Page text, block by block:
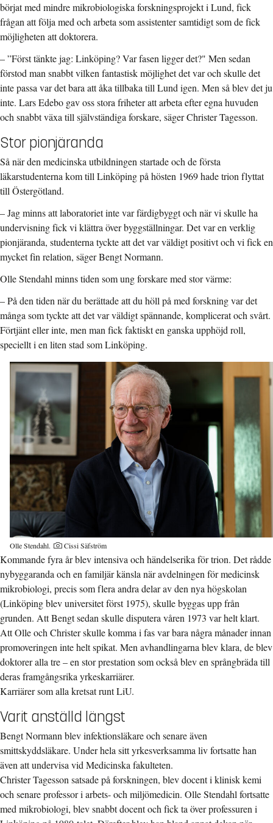
börjat med mindre mikrobiologiska forskningsprojekt i Lund, fick
frågan att följa med och arbeta som assistenter samtidigt som de fick
möjligheten att doktorera.
– ”Först tänkte jag: Linköping? Var fasen ligger det?" Men sedan
förstod man snabbt vilken fantastisk möjlighet det var och skulle det
inte passa var det bara att åka tillbaka till Lund igen. Men så blev det ju
inte. Lars Edebo gav oss stora friheter att arbeta efter egna huvuden
och snabbt växa till självständiga forskare, säger Christer Tagesson.
Stor pionjäranda
Så när den medicinska utbildningen startade och de första
läkarstudenterna kom till Linköping på hösten 1969 hade trion flyttat
till Östergötland.
– Jag minns att laboratoriet inte var färdigbyggt och när vi skulle ha
undervisning fick vi klättra över byggställningar. Det var en verklig
pionjäranda, studenterna tyckte att det var väldigt positivt och vi fick en
mycket fin relation, säger Bengt Normann.
Olle Stendahl minns tiden som ung forskare med stor värme:
– På den tiden när du berättade att du höll på med forskning var det
många som tyckte att det var väldigt spännande, komplicerat och svårt.
Förtjänt eller inte, men man fick faktiskt en ganska upphöjd roll,
speciellt i en liten stad som Linköping.
Olle Stendahl. Cissi Säfström
Kommande fyra år blev intensiva och händelserika för trion. Det rådde
nybyggaranda och en familjär känsla när avdelningen för medicinsk
mikrobiologi, precis som flera andra delar av den nya högskolan
(Linköping blev universitet först 1975), skulle byggas upp från
grunden. Att Bengt sedan skulle disputera våren 1973 var helt klart.
Att Olle och Christer skulle komma i fas var bara några månader innan
promoveringen inte helt spikat. Men avhandlingarna blev klara, de blev
doktorer alla tre – en stor prestation som också blev en språngbräda till
deras framgångsrika yrkeskarriärer.
Karriärer som alla kretsat runt LiU.
Varit anställd längst
Bengt Normann blev infektionsläkare och senare även
smittskyddsläkare. Under hela sitt yrkesverksamma liv fortsatte han
även att undervisa vid Medicinska fakulteten.
Christer Tagesson satsade på forskningen, blev docent i klinisk kemi
och senare professor i arbets- och miljömedicin. Olle Stendahl fortsatte
med mikrobiologi, blev snabbt docent och fick ta över professuren i